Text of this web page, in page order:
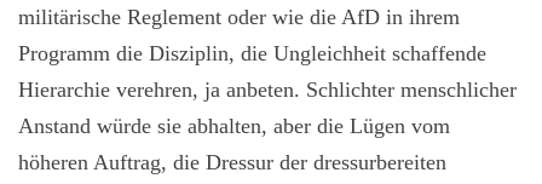
militärische Reglement oder wie die AfD in ihrem
Programm die Disziplin, die Ungleichheit schaffende
Hierarchie verehren, ja anbeten. Schlichter menschlicher
Anstand würde sie abhalten, aber die Lügen vom
höheren Auftrag, die Dressur der dressurbereiten